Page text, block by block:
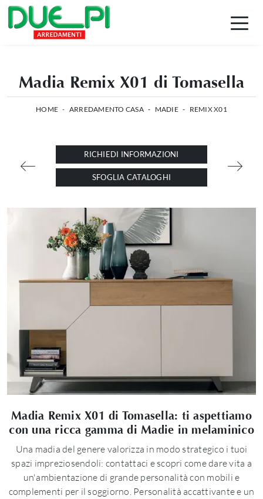
Madia Remix X01 di Tomasella
HOME - ARREDAMENTO CASA - MADIE - REMIX X01
RICHIEDI INFORMAZIONI
SFOGLIA CATALOGHI
Madia Remix X01 di Tomasella: ti aspettiamo
con una ricca gamma di Madie in melaminico
Una madia del genere valorizza in modo strategico i tuoi
spazi impreziosendoli: contattaci e scopri come dare vita a
un'ambientazione di grande personalità con mobili e
complementi per il soggiorno. Personalità accattivante e un